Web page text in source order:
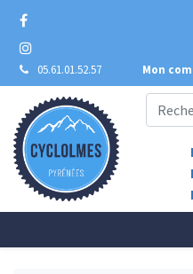
05.61.01.52.57
Mon